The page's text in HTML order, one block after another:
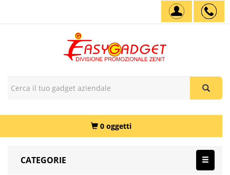
0 oggetti
CATEGORIE